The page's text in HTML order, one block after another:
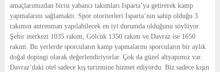
amaçlarımızdan birisi yabancı takımları Isparta’ya getirerek kamp
yapmalarını sağlamaktı. Spor otoriterleri Isparta’nın sahip olduğu 3
rakımın antrenman yapılabilecek en iyi durumda olduğunu söylüyor.
Şehir merkezi 1035 rakım, Gölcük 1350 rakım ve Davraz ise 1650
rakım. Bu yerlerde sporcuların kamp yapmalarını sporcuların bir aylık
doğal dopingi olarak değerlendiriyorlar. Çok da güzel altyapımız var.
Davraz’daki otel sadece kış turizmine hizmet ediyordu. Biz sadece kışın